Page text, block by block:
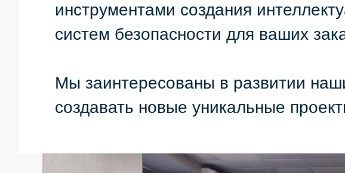
инструментами создания
систем безопасности для ваших
Мы заинтересованы в развитии
создавать новые уникальные